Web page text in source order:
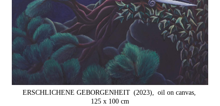
ERSCHLICHENE GEBORGENHEIT (2023),
oil on canvas,
125 x 100 cm